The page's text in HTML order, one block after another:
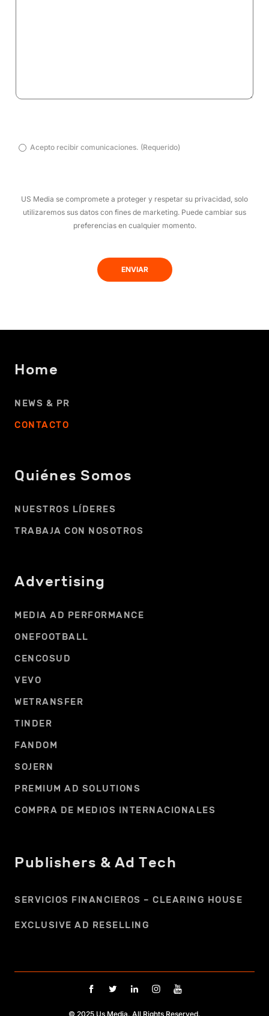
Acepto
(Obligatorio)
Acepto recibir comunicaciones. (Requerido)
US Media se compromete a proteger y respetar su privacidad, solo
utilizaremos sus datos con fines de marketing. Puede cambiar sus
preferencias en cualquier momento.
Home
NEWS & PR
CONTACTO
Quiénes Somos
NUESTROS LÍDERES
TRABAJA CON NOSOTROS
Advertising
MEDIA AD PERFORMANCE
ONEFOOTBALL
CENCOSUD
VEVO
WETRANSFER
TINDER
FANDOM
SOJERN
PREMIUM AD SOLUTIONS
COMPRA DE MEDIOS INTERNACIONALES
Publishers & Ad Tech
SERVICIOS FINANCIEROS – CLEARING HOUSE
EXCLUSIVE AD RESELLING
© 2025 Us Media. All Rights Reserved.